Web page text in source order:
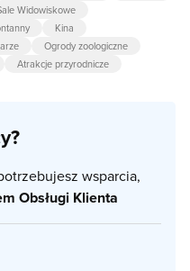
Widowiskowe
Kina
Ogrody zoologiczne
Atrakcje przyrodnicze
wsparcia,
Obsługi Klienta